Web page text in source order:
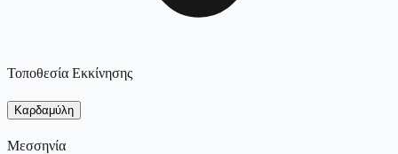
Τοποθεσία Εκκίνησης
Καρδαμύλη
Μεσσηνία